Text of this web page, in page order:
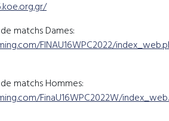
matchs Dames:
FINAU16WPC2022/
matchs Hommes:
FinaU16WPC2022W/